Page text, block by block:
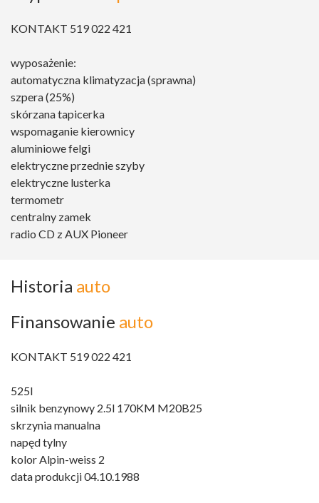
KONTAKT 519 022 421
wyposażenie:
automatyczna klimatyzacja (sprawna)
szpera (25%)
skórzana tapicerka
wspomaganie kierownicy
aluminiowe felgi
elektryczne przednie szyby
elektryczne lusterka
termometr
centralny zamek
radio CD z AUX Pioneer
Historia auto
Finansowanie auto
KONTAKT 519 022 421
525I
silnik benzynowy 2.5l 170KM M20B25
skrzynia manualna
napęd tylny
kolor Alpin-weiss 2
data produkcji 04.10.1988